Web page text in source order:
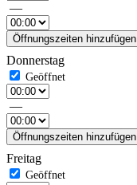
—
Öffnungszeiten hinzufügen
Donnerstag
—
Öffnungszeiten hinzufügen
Freitag